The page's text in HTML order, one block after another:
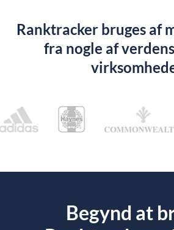
Ranktracker bruges af
fra nogle af
Begynd at